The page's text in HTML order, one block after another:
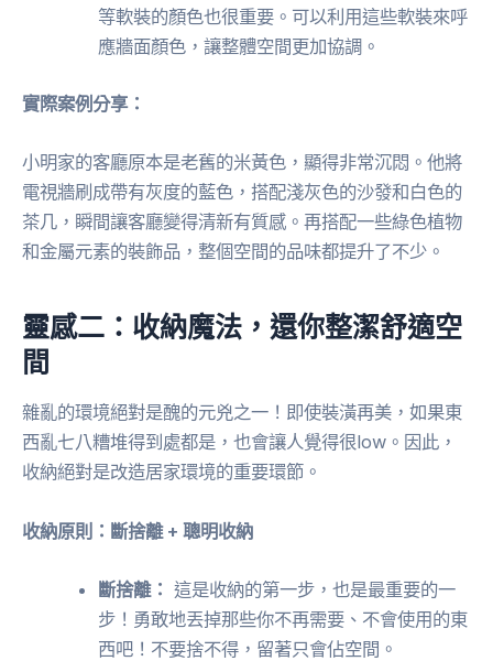
等軟裝的顏色也很重要。可以利用這些軟裝來呼
應牆面顏色，讓整體空間更加協調。
實際案例分享：
小明家的客廳原本是老舊的米黃色，顯得非常沉悶。他將
電視牆刷成帶有灰度的藍色，搭配淺灰色的沙發和白色的
茶几，瞬間讓客廳變得清新有質感。再搭配一些綠色植物
和金屬元素的裝飾品，整個空間的品味都提升了不少。
靈感二：收納魔法，還你整潔舒適空
間
雜亂的環境絕對是醜的元兇之一！即使裝潢再美，如果東
西亂七八糟堆得到處都是，也會讓人覺得很low。因此，
收納絕對是改造居家環境的重要環節。
收納原則：斷捨離 + 聰明收納
斷捨離： 這是收納的第一步，也是最重要的一
步！勇敢地丟掉那些你不再需要、不會使用的東
西吧！不要捨不得，留著只會佔空間。